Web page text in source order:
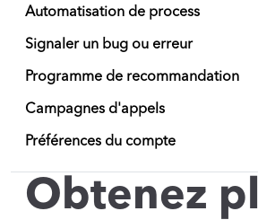
Automatisation de process
Signaler un bug ou erreur
Programme de recommandation
Campagnes d'appels
Préférences du compte
Obtenez